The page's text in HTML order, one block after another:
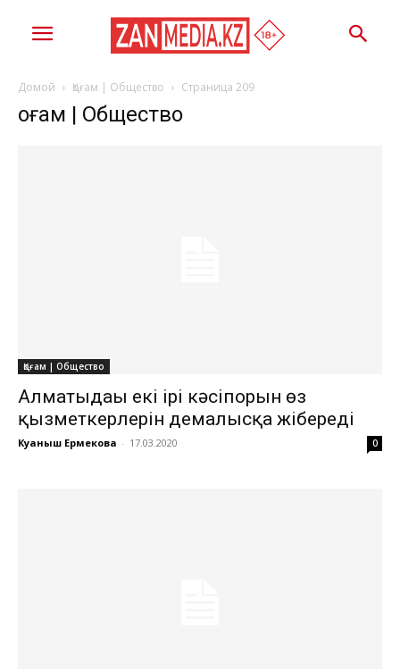
Домой Қоғам | Общество Страница 209
Қоғам | Общество
Қоғам | Общество
Алматыдағы екі ірі кәсіпорын өз
қызметкерлерін демалысқа жібереді
Куаныш Ермекова - 17.03.2020 0